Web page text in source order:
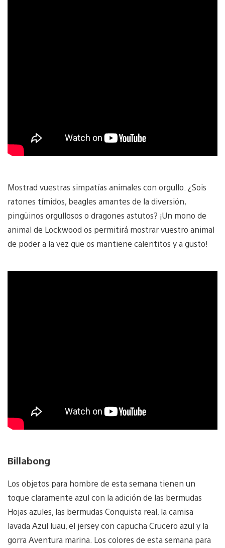
Mostrad vuestras simpatías animales con orgullo. ¿Sois
ratones tímidos, beagles amantes de la diversión,
pingüinos orgullosos o dragones astutos? ¡Un mono de
animal de Lockwood os permitirá mostrar vuestro animal
de poder a la vez que os mantiene calentitos y a gusto!
Billabong
Los objetos para hombre de esta semana tienen un
toque claramente azul con la adición de las bermudas
Hojas azules, las bermudas Conquista real, la camisa
lavada Azul luau, el jersey con capucha Crucero azul y la
gorra Aventura marina. Los colores de esta semana para